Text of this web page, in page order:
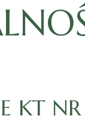
KT